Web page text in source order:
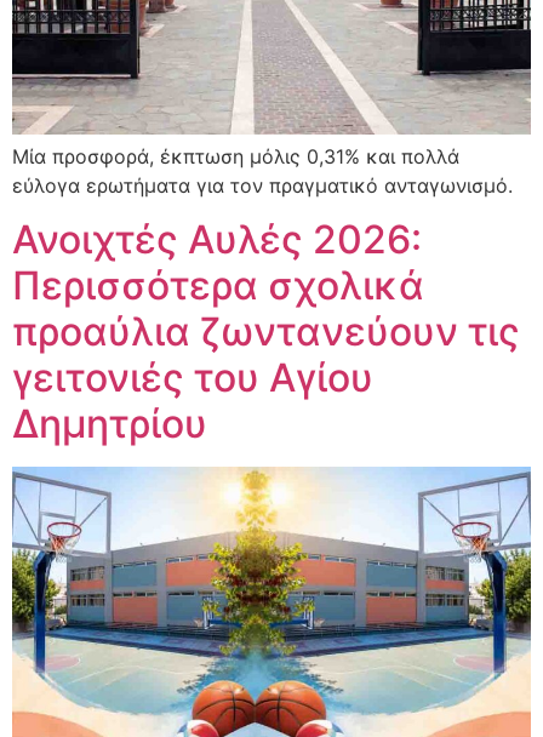
Μία προσφορά, έκπτωση μόλις 0,31% και πολλά
εύλογα ερωτήματα για τον πραγματικό ανταγωνισμό.
Ανοιχτές Αυλές 2026:
Περισσότερα σχολικά
προαύλια ζωντανεύουν τις
γειτονιές του Αγίου
Δημητρίου